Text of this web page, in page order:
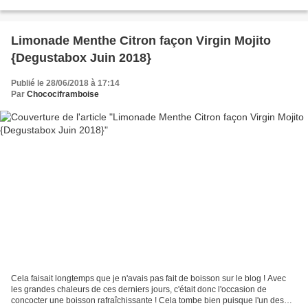
Limonade Menthe Citron façon Virgin Mojito
{Degustabox Juin 2018}
Publié le 28/06/2018 à 17:14
Par Chocociframboise
Cela faisait longtemps que je n'avais pas fait de boisson sur le blog ! Avec
les grandes chaleurs de ces derniers jours, c'était donc l'occasion de
concocter une boisson rafraîchissante ! Cela tombe bien puisque l'un des